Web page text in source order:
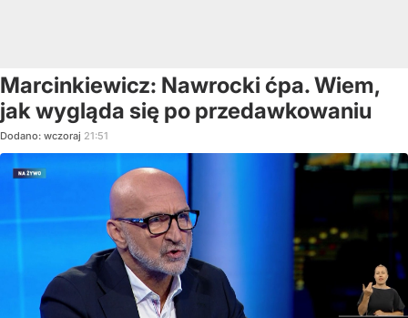
Marcinkiewicz: Nawrocki ćpa. Wiem,
jak wygląda się po przedawkowaniu
Dodano: wczoraj 21:51